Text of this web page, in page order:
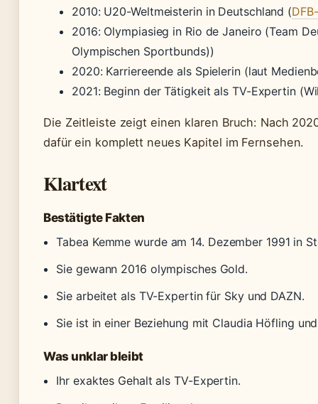
2010: U20-Weltmeisterin in Deutschland (
2016: Olympiasieg in Rio de Janeiro (Team
Olympischen Sportbunds))
2020: Karriereende als Spielerin (laut
2021: Beginn der Tätigkeit als TV-Expertin
Die Zeitleiste zeigt einen klaren Bruch: Nach
dafür ein komplett neues Kapitel im Fernsehen.
Klartext
Bestätigte Fakten
Tabea Kemme wurde am 14. Dezember 1991 in
Sie gewann 2016 olympisches Gold.
Sie arbeitet als TV-Expertin für Sky und DAZN.
Sie ist in einer Beziehung mit Claudia Höfling
Was unklar bleibt
Ihr exaktes Gehalt als TV-Expertin.